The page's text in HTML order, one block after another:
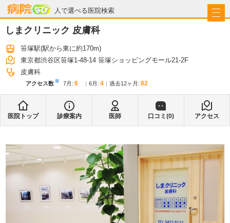
人で選べる医院検索
病院なび
しまクリニック 皮膚科
笹塚駅(駅から東に約170m)
東京都渋谷区笹塚1-48-14 笹塚ショッピングモール21-2F
皮膚科
アクセス数※ 7月 : 6 6月 : 4 過去12ヶ月: 82
医院トップ 診療案内 医師 口コミ(0) アクセス